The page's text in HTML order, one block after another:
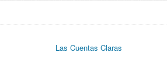
Las Cuentas Claras